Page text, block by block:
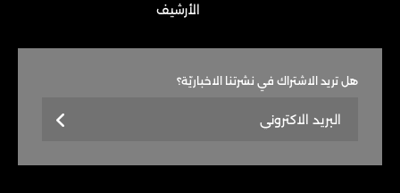
الأرشيف
هل تريد الاشتراك في نشرتنا الاخباريّة؟